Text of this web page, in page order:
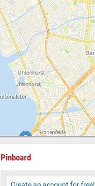
Pinboard